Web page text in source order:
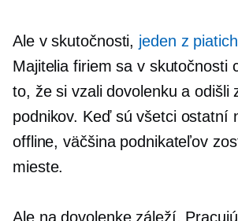
Ale v skutočnosti, jeden z
Majitelia firiem sa v skutočnosti
to, že si vzali dovolenku a odišli
podnikov. Keď sú všetci ostatní
offline, väčšina podnikateľov
mieste.
Ale na dovolenke záleží.